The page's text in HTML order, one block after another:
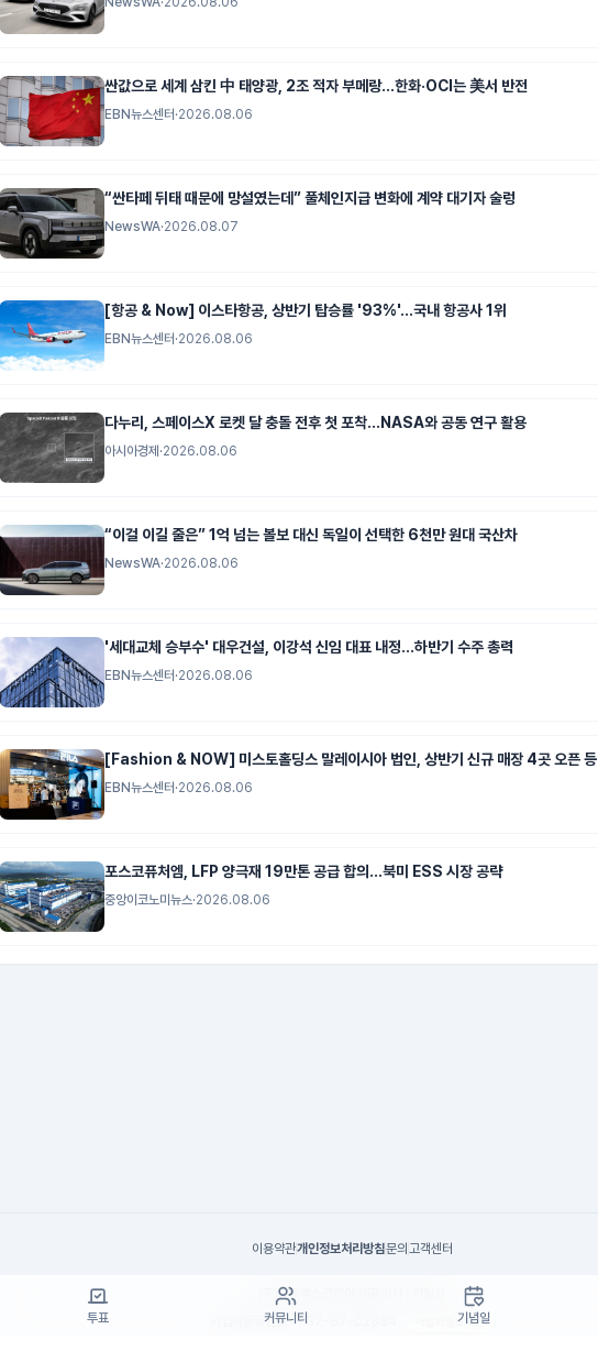
싼값으로 세계 삼킨 中 태양광, 2조 적자 부메랑…한화·OCI는 美서 반전
EBN뉴스센터 ·2026.08.06
“싼타페 뒤태 때문에 망설였는데” 풀체인지급 변화에 계약 대기자 술렁
NewsWA·2026.08.07
[항공 & Now] 이스타항공, 상반기 탑승률 '93%'…국내 항공사 1위
EBN뉴스센터 ·2026.08.06
다누리, 스페이스X 로켓 달 충돌 전후 첫 포착…NASA와 공동 연구 활용
아시아경제 ·2026.08.06
“이걸 이길 줄은” 1억 넘는 볼보 대신 독일이 선택한 6천만 원대 국산차
NewsWA·2026.08.06
'세대교체 승부수' 대우건설, 이강석 신임 대표 내정…하반기 수주 총력
EBN뉴스센터 ·2026.08.06
[Fashion & NOW] 미스토홀딩스 말레이시아 법인, 상반기 신규 매장 4곳 오픈 등
EBN뉴스센터 ·2026.08.06
포스코퓨처엠, LFP 양극재 19만톤 공급 합의...북미 ESS 시장 공략
중앙이코노미뉴스·2026.08.06
이용약관개인정보처리방침문의 고객센터
(주)고투엑스코리아 대표이사 : 김일신
사업자등록번호 : 737-87-02834
사업자정보확인
투표 커뮤니티 기념일